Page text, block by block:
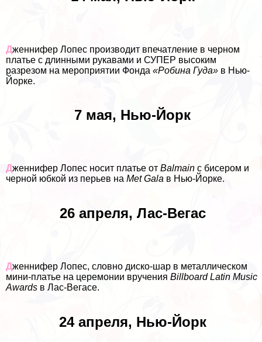
Дженнифер Лопес производит впечатление в черном
платье с длинными рукавами и СУПЕР высоким
разрезом на мероприятии Фонда «Робина Гуда» в Нью-
Йорке.
7 мая, Нью-Йорк
Дженнифер Лопес носит платье от Balmain с бисером и
черной юбкой из перьев на Met Gala в Нью-Йорке.
26 апреля, Лас-Вегас
Дженнифер Лопес, словно диско-шар в металлическом
мини-платье на церемонии вручения Billboard Latin Music
Awards в Лас-Вегасе.
24 апреля, Нью-Йорк